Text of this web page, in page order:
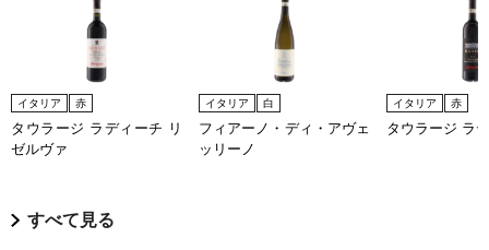
イタリア 赤
タウラージ ラディーチ リ
ゼルヴァ
イタリア 白
フィアーノ・ディ・アヴェ
ッリーノ
イタリア 赤
タウラージ ラ
すべて見る